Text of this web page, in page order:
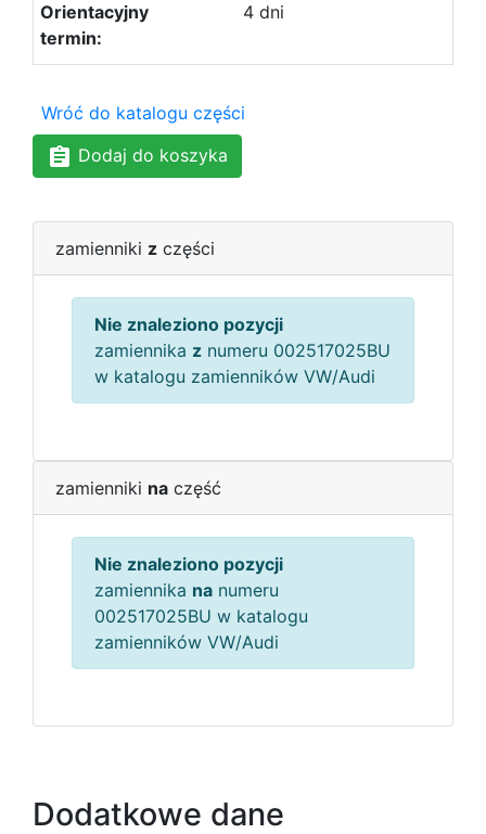
4 dni
Wróć do katalogu części
Dodaj do koszyka
zamienniki z części
Nie znaleziono pozycji
zamiennika z numeru 002517025BU
w katalogu zamienników VW/Audi
zamienniki na część
Nie znaleziono pozycji
zamiennika na numeru
002517025BU w katalogu
zamienników VW/Audi
Dodatkowe dane